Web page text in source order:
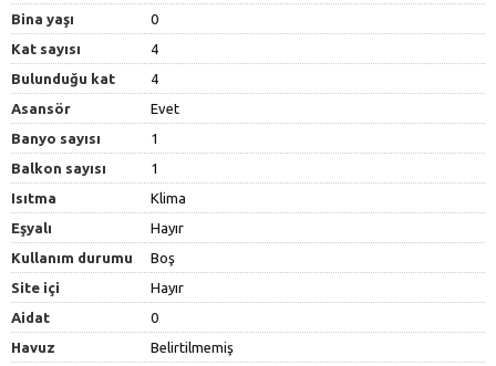
Bina yaşı
0
Kat sayısı
4
Bulunduğu kat
4
Asansör
Evet
Banyo sayısı
1
Balkon sayısı
1
Isıtma
Klima
Eşyalı
Hayır
Kullanım durumu
Boş
Site içi
Hayır
Aidat
0
Havuz
Belirtilmemiş